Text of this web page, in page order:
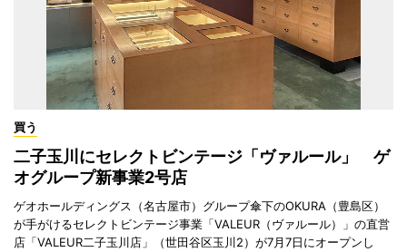
買う
二子玉川にセレクトビンテージ「ヴァルール」 ゲ
オグループ新事業2号店
ゲオホールディングス（名古屋市）グループ傘下のOKURA（豊島区）
が手がけるセレクトビンテージ事業「VALEUR（ヴァルール）」の直営
店「VALEUR二子玉川店」（世田谷区玉川2）が7月7日にオープンし